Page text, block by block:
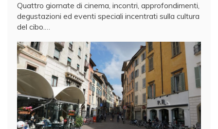
Quattro giornate di cinema, incontri, approfondimenti,
degustazioni ed eventi speciali incentrati sulla cultura
del cibo.…